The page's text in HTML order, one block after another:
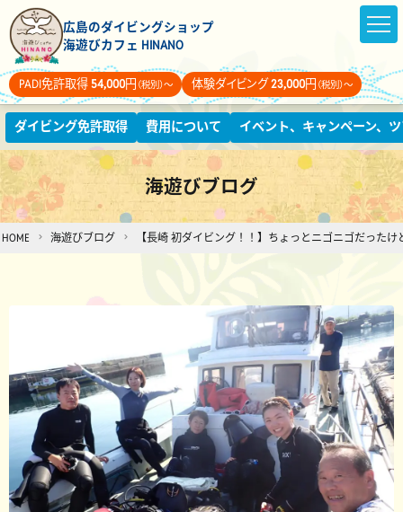
広島のダイビングショップ
海遊びカフェ HINANO
PADI免許取得54,000円 （税別）～ 体験ダイビング23,000円 （税別）～
ダイビング免許取得 費用について イベント、キャンペーン、
海遊びブログ
HOME 海遊びブログ 【長崎 初ダイビング！！】ちょっとニゴニゴだった